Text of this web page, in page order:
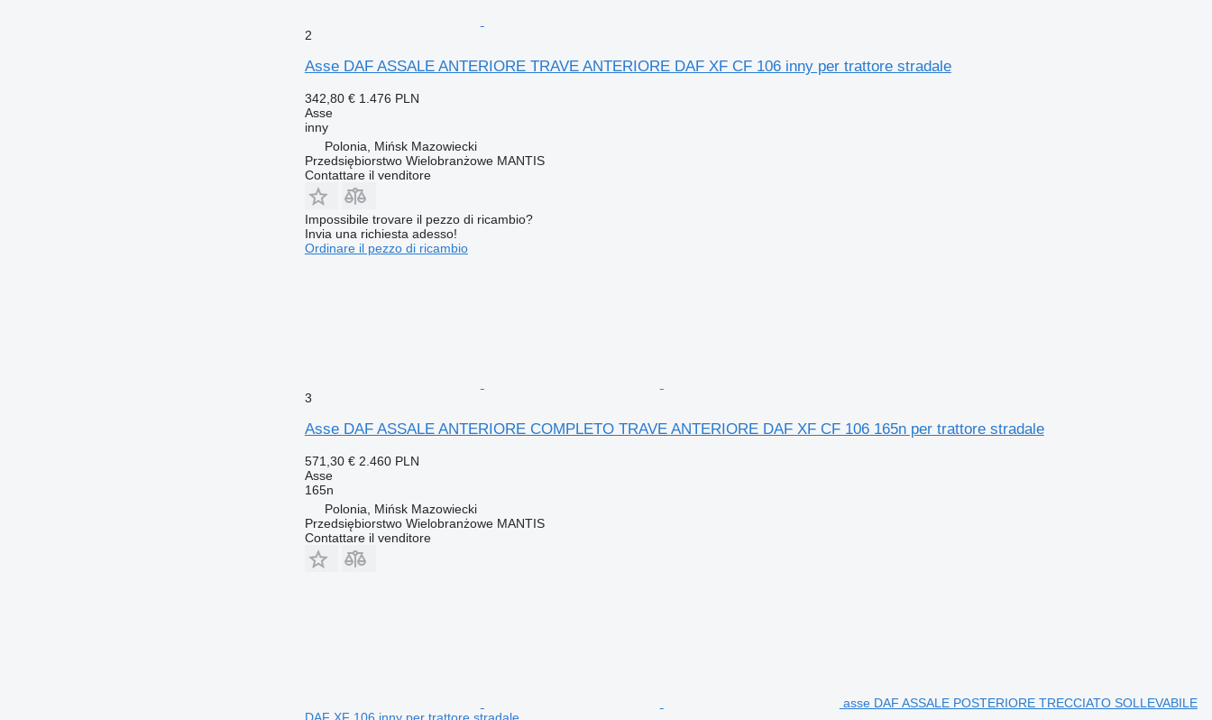
2
Asse DAF ASSALE ANTERIORE TRAVE ANTERIORE DAF XF CF 106 inny per trattore stradale
342,80 € 1.476 PLN
Asse
inny
Polonia, Mińsk Mazowiecki
Przedsiębiorstwo Wielobranżowe MANTIS
Contattare il venditore
Impossibile trovare il pezzo di ricambio?
Invia una richiesta adesso!
Ordinare il pezzo di ricambio
3
Asse DAF ASSALE ANTERIORE COMPLETO TRAVE ANTERIORE DAF XF CF 106 165n per trattore stradale
571,30 € 2.460 PLN
Asse
165n
Polonia, Mińsk Mazowiecki
Przedsiębiorstwo Wielobranżowe MANTIS
Contattare il venditore
asse DAF ASSALE POSTERIORE TRECCIATO SOLLEVABILE
DAF XF 106 inny per trattore stradale